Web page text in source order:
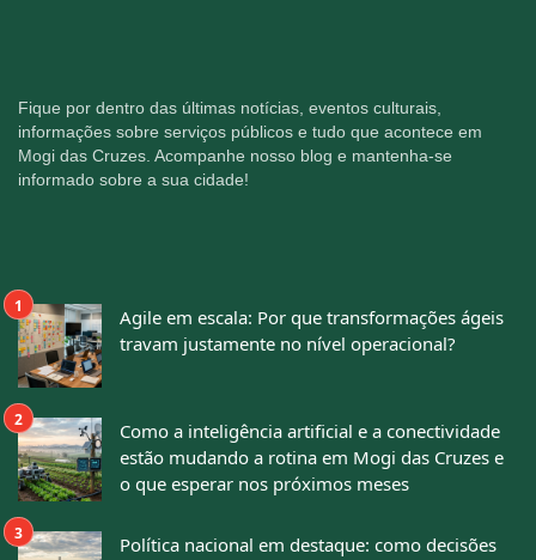
Fique por dentro das últimas notícias, eventos culturais,
informações sobre serviços públicos e tudo que acontece em
Mogi das Cruzes. Acompanhe nosso blog e mantenha-se
informado sobre a sua cidade!
Agile em escala: Por que transformações ágeis
travam justamente no nível operacional?
Como a inteligência artificial e a conectividade
estão mudando a rotina em Mogi das Cruzes e
o que esperar nos próximos meses
Política nacional em destaque: como decisões